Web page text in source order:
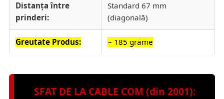
Distanța între
prinderi:
Standard 67 mm
(diagonală)
Greutate Produs: ~ 185 grame
SFAT DE LA CABLE COM (din 2001):